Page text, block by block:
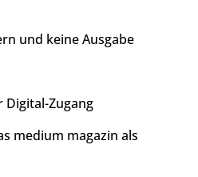
und keine Ausgabe
Digital-Zugang
medium magazin als